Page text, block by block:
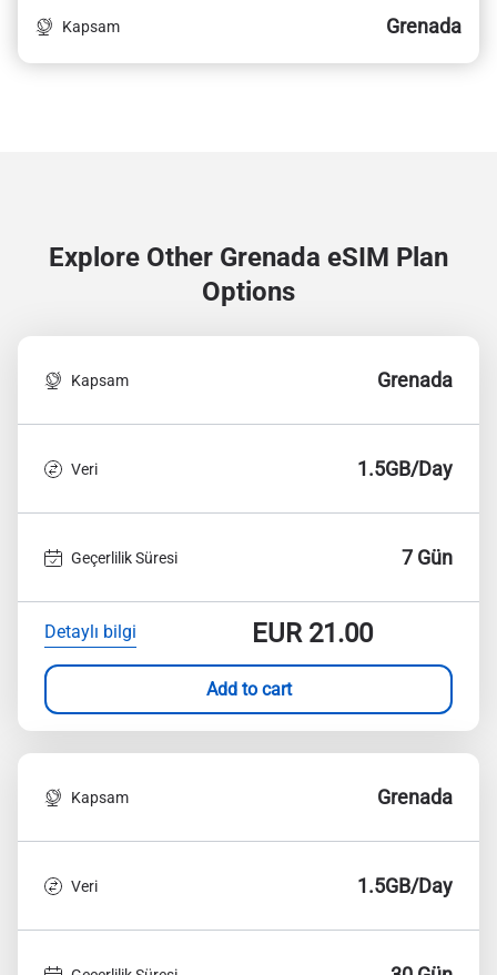
Kapsam Grenada
Explore Other Grenada eSIM Plan
Options
Kapsam Grenada
Veri 1.5GB/Day
Geçerlilik Süresi 7 Gün
Detaylı bilgi EUR21.00
Add to cart
Kapsam Grenada
Veri 1.5GB/Day